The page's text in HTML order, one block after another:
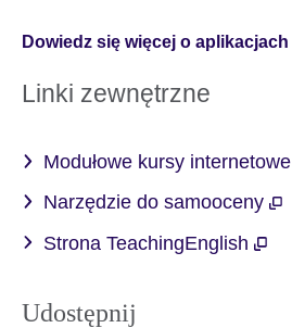
Dowiedz się więcej o aplikacjach
Linki zewnętrzne
Modułowe kursy internetowe
Narzędzie do samooceny
Strona TeachingEnglish
Udostępnij